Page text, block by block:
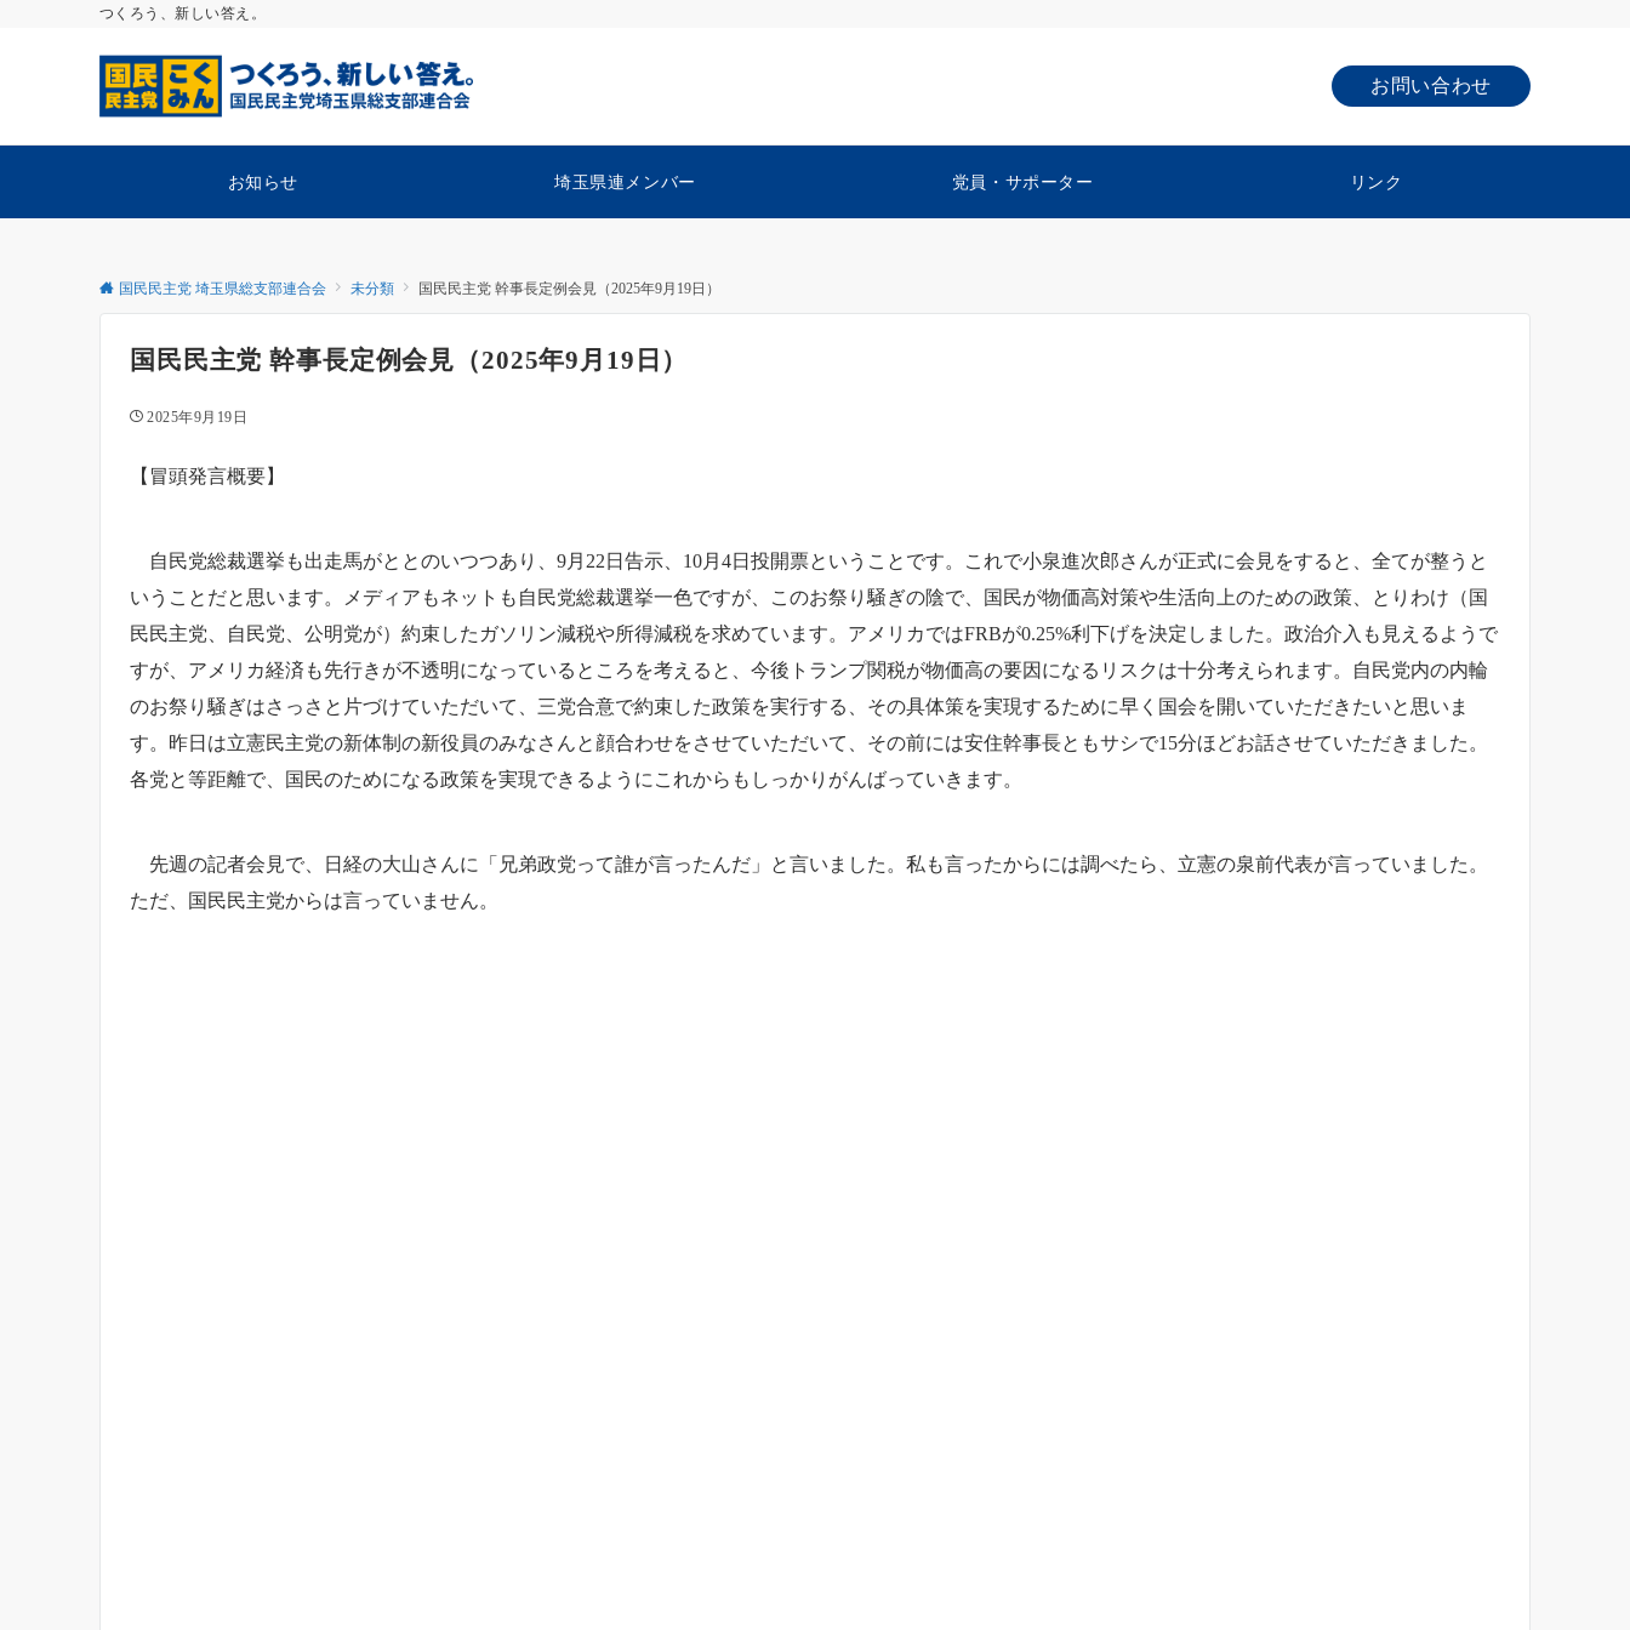
つくろう、新しい答え。
お問い合わせ
お知らせ 埼玉県連メンバー 党員・サポーター リンク
国民民主党 埼玉県総支部連合会 未分類 国民民主党 幹事長定例会見（2025年9月19日）
国民民主党 幹事長定例会見（2025年9月19日）
2025年9月19日
【冒頭発言概要】
自民党総裁選挙も出走馬がととのいつつあり、9月22日告示、10月4日投開票ということです。これで小泉進次郎さんが正式に会見をすると、全てが整うと
いうことだと思います。メディアもネットも自民党総裁選挙一色ですが、このお祭り騒ぎの陰で、国民が物価高対策や生活向上のための政策、とりわけ（国
民民主党、自民党、公明党が）約束したガソリン減税や所得減税を求めています。アメリカではFRBが0.25%利下げを決定しました。政治介入も見えるようで
すが、アメリカ経済も先行きが不透明になっているところを考えると、今後トランプ関税が物価高の要因になるリスクは十分考えられます。自民党内の内輪
のお祭り騒ぎはさっさと片づけていただいて、三党合意で約束した政策を実行する、その具体策を実現するために早く国会を開いていただきたいと思いま
す。昨日は立憲民主党の新体制の新役員のみなさんと顔合わせをさせていただいて、その前には安住幹事長ともサシで15分ほどお話させていただきました。
各党と等距離で、国民のためになる政策を実現できるようにこれからもしっかりがんばっていきます。
先週の記者会見で、日経の大山さんに「兄弟政党って誰が言ったんだ」と言いました。私も言ったからには調べたら、立憲の泉前代表が言っていました。
ただ、国民民主党からは言っていません。